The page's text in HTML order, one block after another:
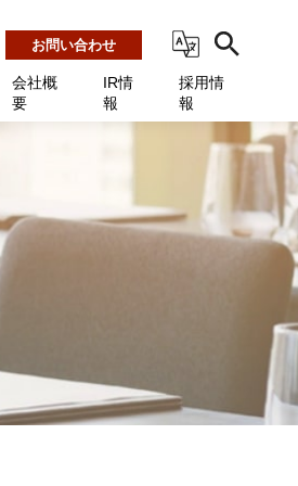
お問い合わせ
訓練基盤 NetQuest
様へ
展示会・学会
会社概
要
IR情
報
採用情
報